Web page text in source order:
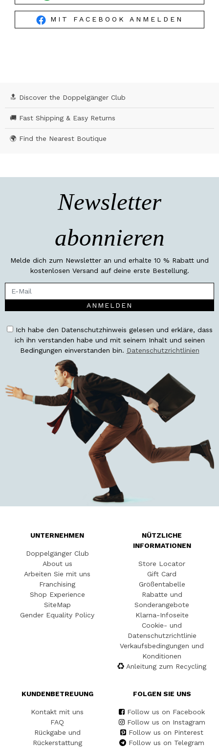
MIT FACEBOOK ANMELDEN
🔝 Discover the Doppelgänger Club
🚚 Fast Shipping & Easy Returns
🌍 Find the Nearest Boutique
Newsletter
abonnieren
Melde dich zum Newsletter an und erhalte 10 % Rabatt und
kostenlosen Versand auf deine erste Bestellung.
ANMELDEN
Ich habe den Datenschutzhinweis gelesen und erkläre, dass
ich ihn verstanden habe und mit seinem Inhalt und seinen
Bedingungen einverstanden bin. Datenschutzrichtlinien
UNTERNEHMEN
Doppelgänger Club
About us
Arbeiten Sie mit uns
Franchising
Shop Experience
SiteMap
Gender Equality Policy
NÜTZLICHE
INFORMATIONEN
Store Locator
Gift Card
Größentabelle
Rabatte und
Sonderangebote
Klarna-Infoseite
Cookie- und
Datenschutzrichtlinie
Verkaufsbedingungen und
Konditionen
Anleitung zum Recycling
KUNDENBETREUUNG
Kontakt mit uns
FAQ
Rückgabe und
Rückerstattung
FOLGEN SIE UNS
Follow us on Facebook
Follow us on Instagram
Follow us on Pinterest
Follow us on Telegram